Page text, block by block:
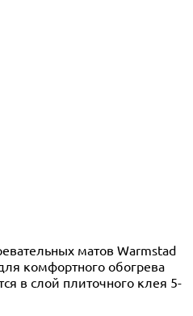
матов Warmstad
комфортного обогрева
в слой плиточного клея 5-